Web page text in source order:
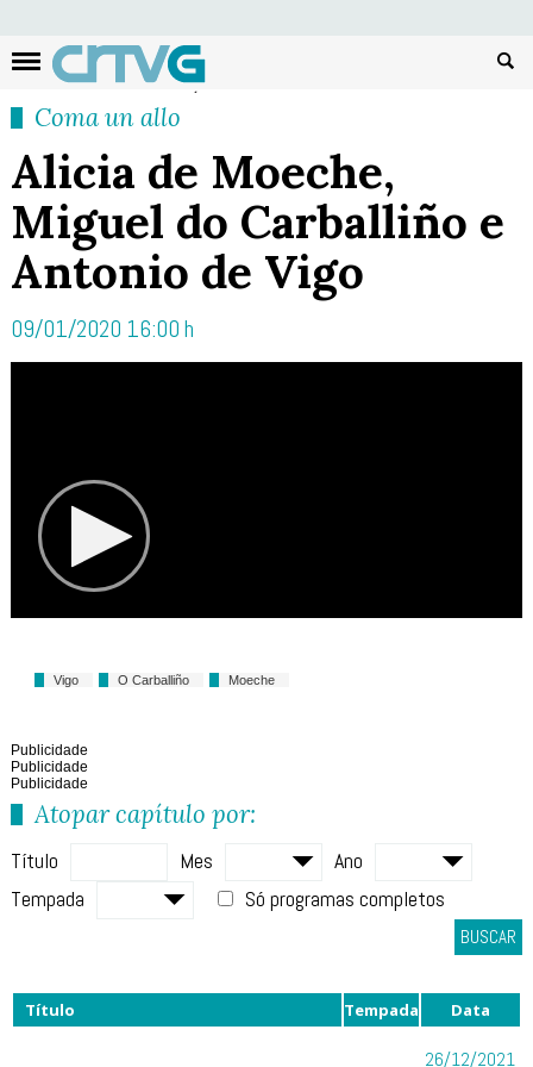
Coma un allo
Alicia de Moeche,
Miguel do Carballiño e
Antonio de Vigo
09/01/2020 16:00 h
Vigo O Carballiño Moeche
Publicidade
Publicidade
Publicidade
Atopar capítulo por:
Título Mes
Ano
Tempada
Só programas completos
BUSCAR
Título Tempada Data
26/12/2021